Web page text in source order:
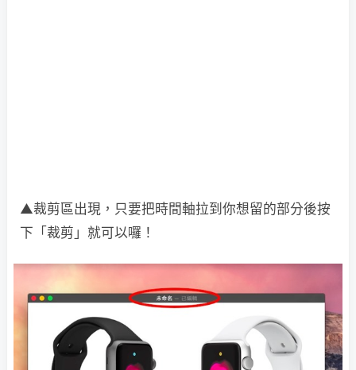
▲裁剪區出現，只要把時間軸拉到你想留的部分後按
下「裁剪」就可以囉！